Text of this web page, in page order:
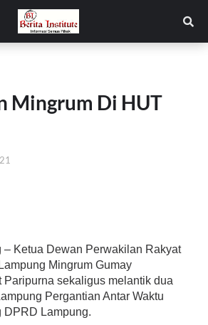
Mingrum Di HUT
– Ketua Dewan Perwakilan Rakyat
Mingrum Gumay
Paripurna sekaligus melantik dua
Pergantian Antar Waktu
DPRD Lampung.